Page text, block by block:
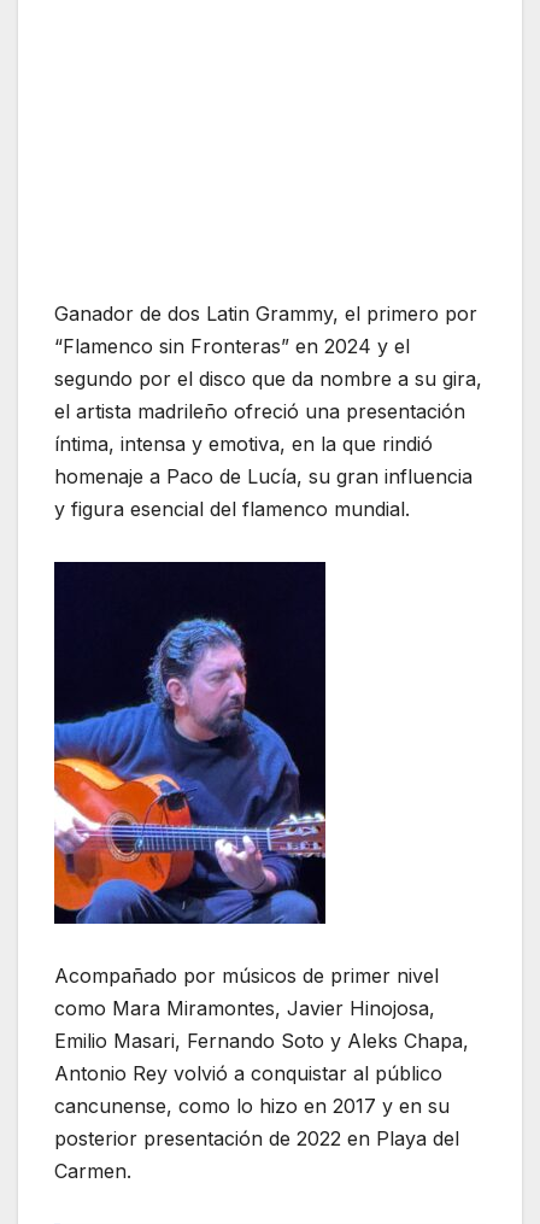
Ganador de dos Latin Grammy, el primero por
“Flamenco sin Fronteras” en 2024 y el
segundo por el disco que da nombre a su gira,
el artista madrileño ofreció una presentación
íntima, intensa y emotiva, en la que rindió
homenaje a Paco de Lucía, su gran influencia
y figura esencial del flamenco mundial.
Acompañado por músicos de primer nivel
como Mara Miramontes, Javier Hinojosa,
Emilio Masari, Fernando Soto y Aleks Chapa,
Antonio Rey volvió a conquistar al público
cancunense, como lo hizo en 2017 y en su
posterior presentación de 2022 en Playa del
Carmen.